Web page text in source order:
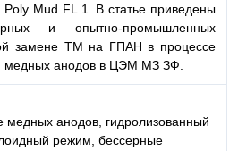
Mud FL 1. В статье приведены
и опытно-промышленных
замене ТМ на ГПАН в процессе
медных анодов в ЦЭМ МЗ ЗФ.
медных анодов, гидролизованный
режим, бессерные